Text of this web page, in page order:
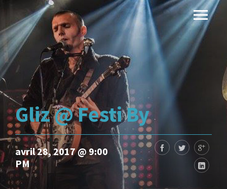
Gliz @ Festi By
avril 28, 2017 @ 9:00
PM